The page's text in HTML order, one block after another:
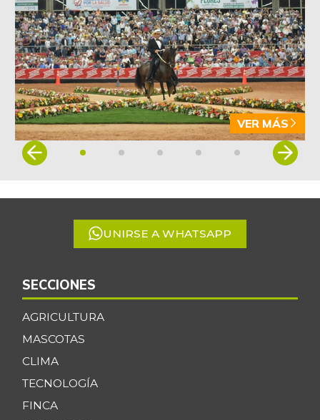
VER MÁS
Item
5
UNIRSE A WHATSAPP
SECCIONES
AGRICULTURA
MASCOTAS
CLIMA
TECNOLOGÍA
FINCA